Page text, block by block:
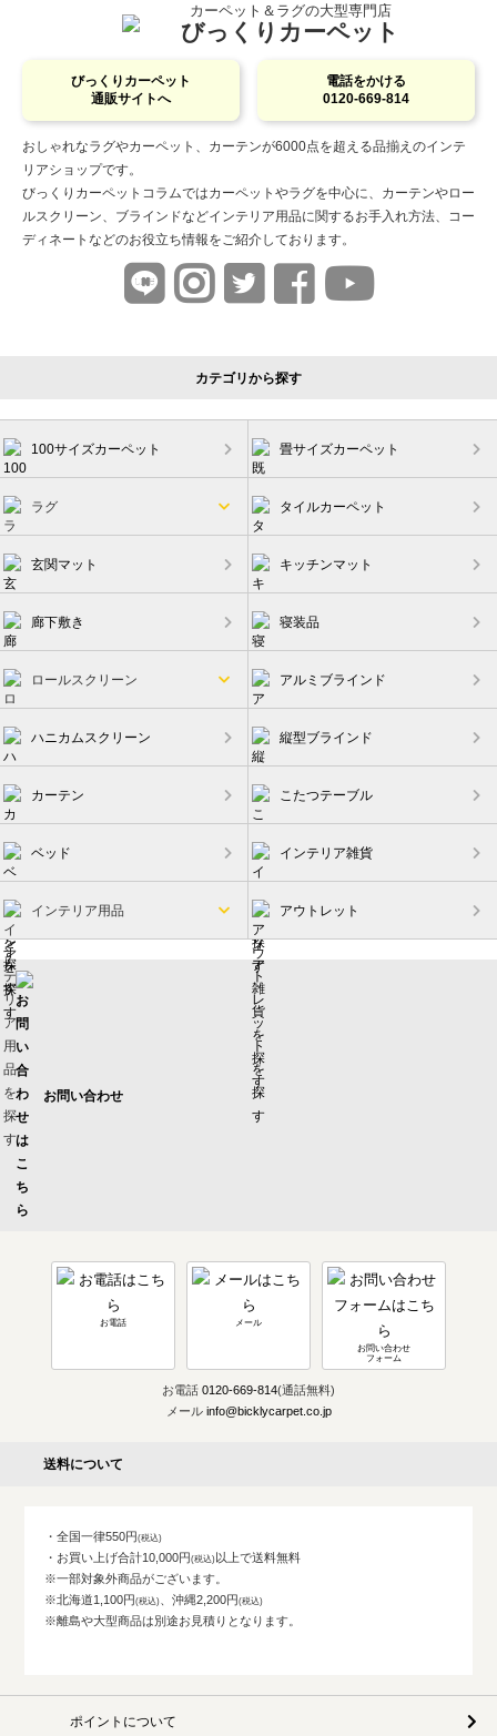
カーペット＆ラグの大型専門店
びっくりカーペット
びっくりカーペット
通販サイトへ
電話をかける
0120-669-814
おしゃれなラグやカーペット、カーテンが6000点を超える品揃えのインテ
リアショップです。
びっくりカーペットコラムではカーペットやラグを中心に、カーテンやロー
ルスクリーン、ブラインドなどインテリア用品に関するお手入れ方法、コー
ディネートなどのお役立ち情報をご紹介しております。
カテゴリから探す
100サイズカーペット 畳サイズカーペット
ラグ タイルカーペット
玄関マット キッチンマット
廊下敷き 寝装品
ロールスクリーン アルミブラインド
ハニカムスクリーン 縦型ブラインド
カーテン こたつテーブル
ベッド インテリア雑貨
インテリア用品 アウトレット
お問い合わせ
お電話 メール
お問い合わせ
フォーム
お電話 0120-669-814(通話無料)
メール info@bicklycarpet.co.jp
送料について
・全国一律550円
・お買い上げ合計10,000円
以上で送料無料
※一部対象外商品がございます。
※北海道1,100円
、沖縄2,200円
※離島や大型商品は別途お見積りとなります。
ポイントについて